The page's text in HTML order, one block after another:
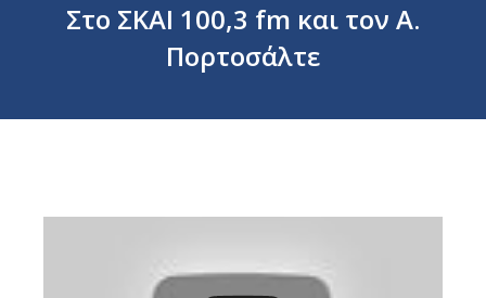
Στο ΣΚΑΙ 100,3 fm και τον Α.
Πορτοσάλτε